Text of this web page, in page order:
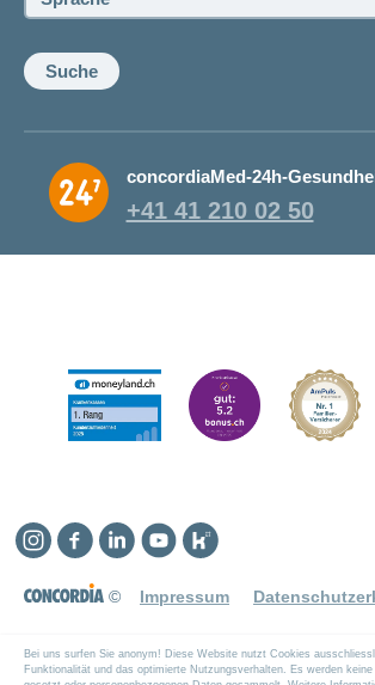
Suche
concordiaMed-24h-
+41 41 210 02 50
© Impressum
Instagram
Facebook
LinkedinYouTube
Kununu
Bei uns surfen Sie anonym! Diese Website nutzt Cookies
Funktionalität und das optimierte Nutzungsverhalten. Es werden